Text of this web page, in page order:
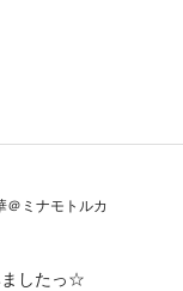
＠ミナモトルカ
ましたっ☆